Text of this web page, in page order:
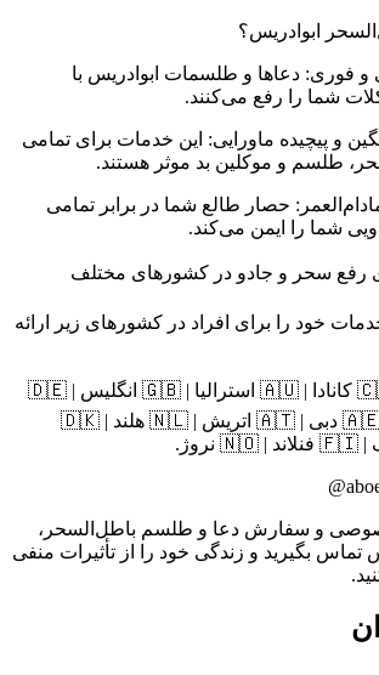
ابوادریس؟
و فوری: دعاها و طلسمات ابوادریس با
شما را رفع می‌کنند.
و پیچیده ماورایی: این خدمات برای تمامی
طلسم و موکلین بد موثر هستند.
حصار طالع شما در برابر تمامی
شما را ایمن می‌کند.
رفع سحر و جادو در کشورهای مختلف
خود را برای افراد در کشورهای زیر ارائه
🌎 | 🇺🇸 آمریکا | 🇨🇦 کانادا | 🇦🇺 استرالیا | 🇬🇧 انگلیس | 🇩🇪
آلمان | 🇸🇪 سوئد | 🇦🇪 دبی | 🇦🇹 اتریش | 🇳🇱 هلند | 🇩🇰
و سفارش دعا و طلسم باطل‌السحر،
تماس بگیرید و زندگی خود را از تأثیرات منفی